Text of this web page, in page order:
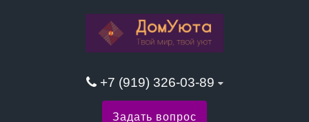
+7 (919) 326-03-89
Задать вопрос